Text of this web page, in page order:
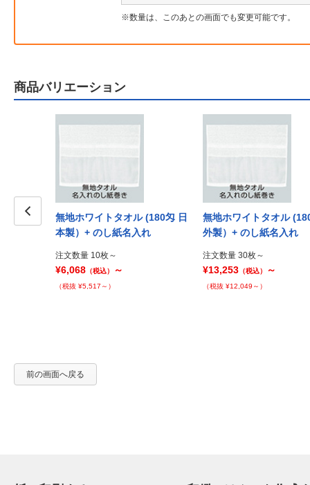
数量は、このあとの画面でも変更可能です。
商品バリエーション
ボリー
無地ホワイトタオル (180匁 日
本製）+ のし紙名入れ
注文数量 10枚～
¥6,068 （税込） ～
（税抜 ¥5,517～）
無地ホワイトタオル
外製）+ のし紙名入れ
注文数量 30枚～
¥13,253 （税込） ～
（税抜 ¥12,049～）
前の画面へ戻る